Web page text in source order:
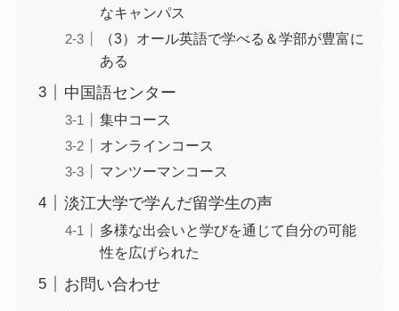
なキャンパス
（3）オール英語で学べる＆学部が豊富に
ある
中国語センター
集中コース
オンラインコース
マンツーマンコース
淡江大学で学んだ留学生の声
多様な出会いと学びを通じて自分の可能
性を広げられた
お問い合わせ